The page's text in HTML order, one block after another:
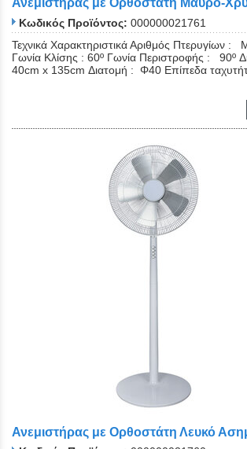
Ανεμιστήρας με Ορθοστάτη Μαύρο-
Κωδικός Προϊόντος: 000000021761
Τεχνικά Χαρακτηριστικά Αριθμός Πτερυγίων :
Γωνία Κλίσης : 60º Γωνία Περιστροφής : 90º
40cm x 135cm Διατομή : Φ40 Επίπεδα
Ανεμιστήρας με Ορθοστάτη Λευκό